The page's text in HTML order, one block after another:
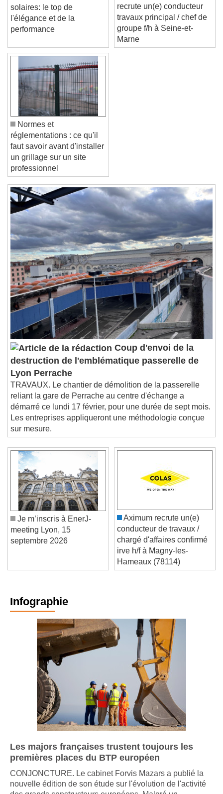
Text Edge Style
Font Family
Reset
Done
Close Modal Dialog
End of dialog window.
Tuiles terre cuite et
solaires: le top de
l'élégance et de la
Eiffage construction
recrute un(e) conducteur
travaux principal / chef de
groupe f/h à Seine-et-
Marne
Normes et
réglementations : ce qu'il
faut savoir avant d'installer
un grillage sur un site
professionnel
Coup d'envoi de la
destruction de l'emblématique passerelle de
Lyon Perrache
TRAVAUX. Le chantier de démolition de la passerelle
reliant la gare de Perrache au centre d'échange a
démarré ce lundi 17 février, pour une durée de sept mois.
Les entreprises appliqueront une méthodologie conçue
sur mesure.
Je m’inscris à EnerJ-
meeting Lyon, 15
Aximum recrute un(e)
conducteur de travaux /
chargé d'affaires confirmé
irve h/f à Magny-les-
Hameaux (78114)
Infographie
Les majors françaises trustent toujours les
premières places du BTP européen
CONJONCTURE. Le cabinet Forvis Mazars a publié la
nouvelle édition de son étude sur l'évolution de l'activité